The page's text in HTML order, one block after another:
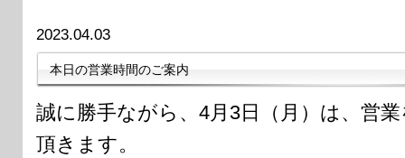
2023.04.03
本日の営業時間のご案内
誠に勝手ながら、4月3日（月）は、営
頂きます。